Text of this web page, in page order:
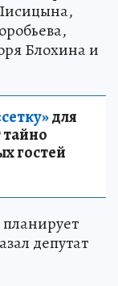
Блохина и
для
тайно
гостей
депутат